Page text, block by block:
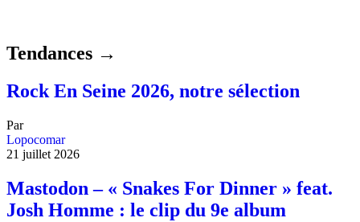
Tendances →
Rock En Seine 2026, notre sélection
Par
Lopocomar
21 juillet 2026
Mastodon – « Snakes For Dinner » feat.
Josh Homme : le clip du 9e album